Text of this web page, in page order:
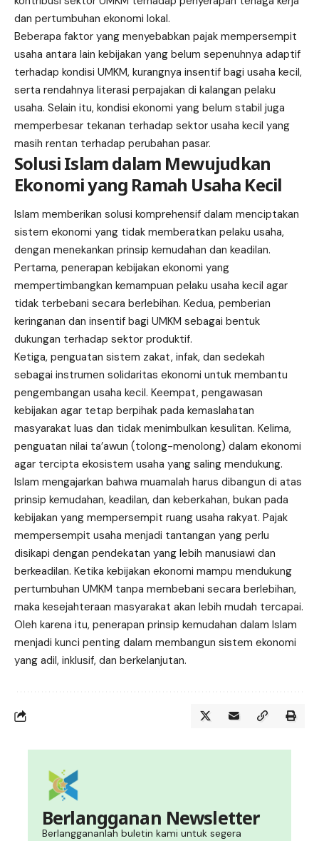
dan pertumbuhan ekonomi lokal.
Beberapa faktor yang menyebabkan pajak mempersempit
usaha antara lain kebijakan yang belum sepenuhnya adaptif
terhadap kondisi UMKM, kurangnya insentif bagi usaha kecil,
serta rendahnya literasi perpajakan di kalangan pelaku
usaha. Selain itu, kondisi ekonomi yang belum stabil juga
memperbesar tekanan terhadap sektor usaha kecil yang
masih rentan terhadap perubahan pasar.
Solusi Islam dalam Mewujudkan
Ekonomi yang Ramah Usaha Kecil
Islam memberikan solusi komprehensif dalam menciptakan
sistem ekonomi yang tidak memberatkan pelaku usaha,
dengan menekankan prinsip kemudahan dan keadilan.
Pertama, penerapan kebijakan ekonomi yang
mempertimbangkan kemampuan pelaku usaha kecil agar
tidak terbebani secara berlebihan. Kedua, pemberian
keringanan dan insentif bagi UMKM sebagai bentuk
dukungan terhadap sektor produktif.
Ketiga, penguatan sistem zakat, infak, dan sedekah
sebagai instrumen solidaritas ekonomi untuk membantu
pengembangan usaha kecil. Keempat, pengawasan
kebijakan agar tetap berpihak pada kemaslahatan
masyarakat luas dan tidak menimbulkan kesulitan. Kelima,
penguatan nilai ta’awun (tolong-menolong) dalam ekonomi
agar tercipta ekosistem usaha yang saling mendukung.
Islam mengajarkan bahwa muamalah harus dibangun di atas
prinsip kemudahan, keadilan, dan keberkahan, bukan pada
kebijakan yang mempersempit ruang usaha rakyat. Pajak
mempersempit usaha menjadi tantangan yang perlu
disikapi dengan pendekatan yang lebih manusiawi dan
berkeadilan. Ketika kebijakan ekonomi mampu mendukung
pertumbuhan UMKM tanpa membebani secara berlebihan,
maka kesejahteraan masyarakat akan lebih mudah tercapai.
Oleh karena itu, penerapan prinsip kemudahan dalam Islam
menjadi kunci penting dalam membangun sistem ekonomi
yang adil, inklusif, dan berkelanjutan.
Berlangganan Newsletter
Berlanggananlah buletin kami untuk segera